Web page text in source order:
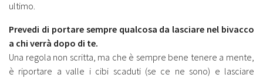
ultimo.
Prevedi di portare sempre qualcosa da lasciare nel bivacco
a chi verrà dopo di te.
Una regola non scritta, ma che è sempre bene tenere a mente,
è riportare a valle i cibi scaduti (se ce ne sono) e lasciare